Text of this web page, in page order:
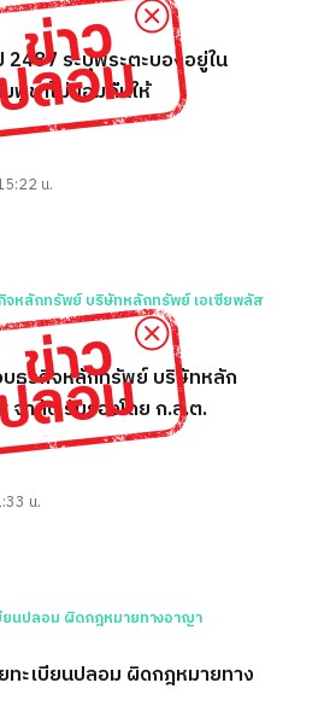
2487 ระบุพระตะบองอยู่ใน
พูชาไม่ยอมคืนให้
น.
ธุรกิจหลักทรัพย์ บริษัทหลัก
จำกัด รับรองโดย ก.ล.ต.
น.
ทะเบียนปลอม ผิดกฎหมายทาง